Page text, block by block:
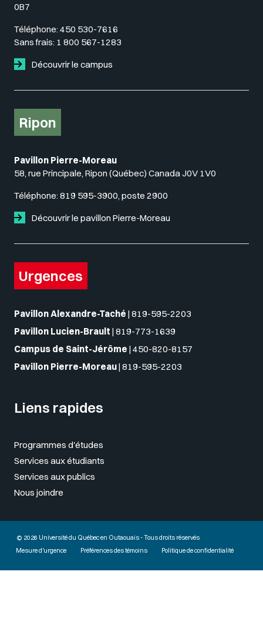
0B7
Téléphone: 450 530-7616
Sans frais: 1 800 567-1283
Découvrir le campus
Ripon
Pavillon Pierre-Moreau
58, rue Principale, Ripon (Québec) Canada J0V 1V0
Téléphone: 819 595-3900, poste 2900
Découvrir le pavillon Pierre-Moreau
Urgences
Pavillon Alexandre-Taché | 819-595-2203
Pavillon Lucien-Brault | 819-773-1639
Campus de Saint-Jérôme | 450-820-8157
Pavillon Pierre-Moreau| 819-595-2203
Liens rapides
Programmes d'études
Services aux étudiants
Services aux publics
Nous joindre
© 2026 Université du Québec en Outaouais - Tous droits réservés
Mesure d'urgence
Préférences des témoins Politique de confidentialité